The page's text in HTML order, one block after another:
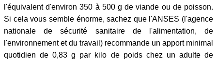
l'équivalent d'environ 350 à 500 g de viande ou de poisson.
Si cela vous semble énorme, sachez que l'ANSES (l'agence
nationale de sécurité sanitaire de l'alimentation, de
l'environnement et du travail) recommande un apport minimal
quotidien de 0,83 g par kilo de poids chez un adulte de